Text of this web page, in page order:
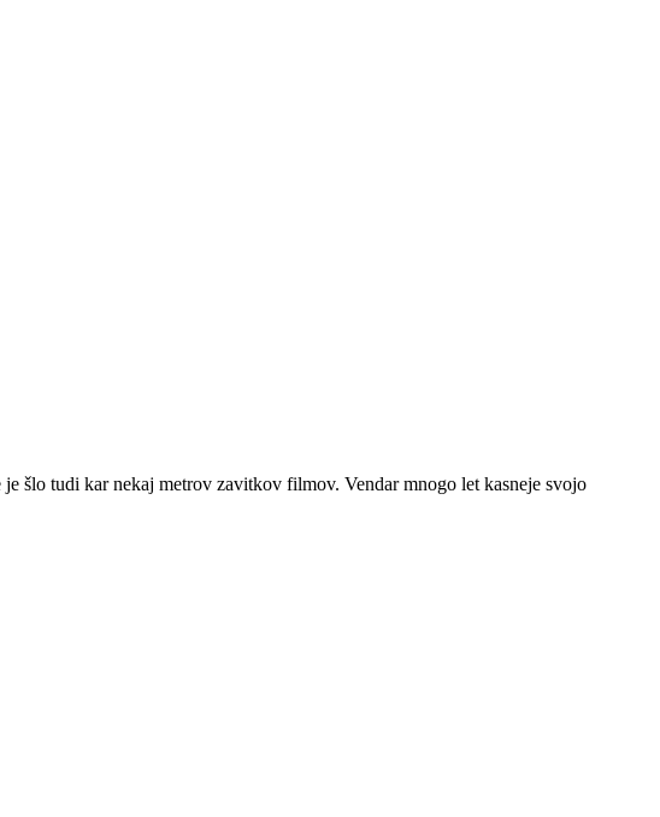
tudi kar nekaj metrov zavitkov filmov. Vendar mnogo let kasneje svojo